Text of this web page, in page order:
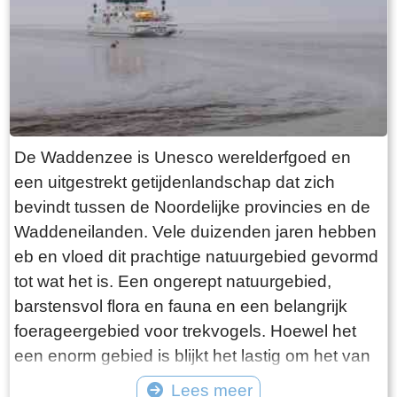
want deze is aan de binnenkant ook de moeite
waard. Er hangt een aantal historische houten
rouwborden aan de muur. In de huizen brandt
licht en de kachel. Aan de andere kant van de
terp loop je weer naar beneden, nu via voetpad
van gele klinkers. Als je daarna links aanhoudt
kom je gewoon weer uit waar je bent begonnen.
Het is moeilijk voor te stellen dat een dergelijk
terp ooit door mensenhanden is gemaakt.
Terpen hadden een belangrijke functie als
bescherming tegen overstromingen vanuit zee.
Na de aanleg van dijken werden ze, ontdaan
van hun nut, voor het grootste deel weer
afgegraven. De vruchtbare grond naar elders
verscheept. Hoe rigoureus deze vorm van
De Waddenzee is Unesco werelderfgoed en
een uitgestrekt getijdenlandschap dat zich
bevindt tussen de Noordelijke provincies en de
Waddeneilanden. Vele duizenden jaren hebben
eb en vloed dit prachtige natuurgebied gevormd
tot wat het is. Een ongerept natuurgebied,
barstensvol flora en fauna en een belangrijk
foerageergebied voor trekvogels. Hoewel het
een enorm gebied is blijkt het lastig om het van
dichtbij te zien en ervaren. Natuurlijk kun je in
Lees meer